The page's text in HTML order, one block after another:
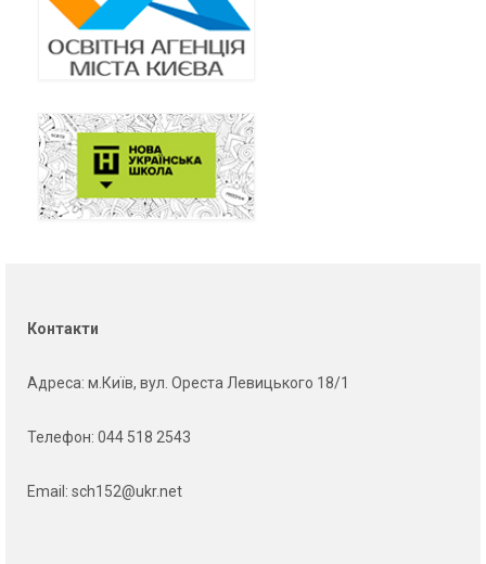
Контакти
Адреса: м.Київ, вул. Ореста Левицького 18/1
Телефон: 044 518 2543
Email: sch152@ukr.net